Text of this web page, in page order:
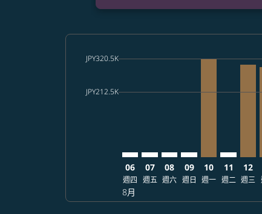
JPY212.5Kcmp-daily-histogram-bars-legend-min-price-
JPY320.5Kcmp-daily-histogram-bars-legend-max-
Displaying fares for 八月-2026
NRT–PHX: cmp-view-offers-
06
週四
8月
NRT–PHX: cmp-view-
07
週五
NRT–PHX: cmp-view-
08
週六
NRT–PHX: cmp-
09
週日
NRT–PHX,
10
週一
11
週二
12
週三